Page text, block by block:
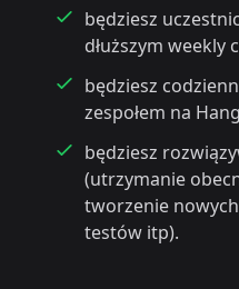
będziesz
dłuższym weekly
będziesz
zespołem na
będziesz
(utrzymanie
tworzenie
testów itp).